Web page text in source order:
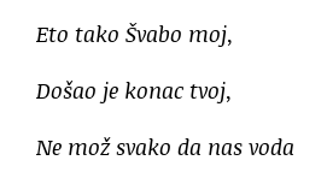
Eto tako Švabo moj,
Došao je konac tvoj,
Ne mož svako da nas voda